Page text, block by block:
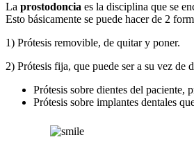
La prostodoncia es la disciplina que se
Esto básicamente se puede hacer de 2
1) Prótesis removible, de quitar y poner.
2) Prótesis fija, que puede ser a su vez de
Prótesis sobre dientes del paciente,
Prótesis sobre implantes dentales